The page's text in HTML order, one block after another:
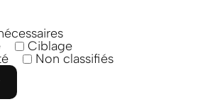
Ciblage
Non classifiés